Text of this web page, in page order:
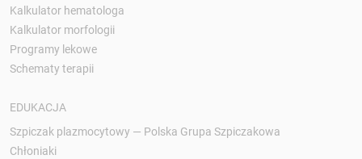
Kalkulator hematologa
Kalkulator morfologii
Programy lekowe
Schematy terapii
EDUKACJA
Szpiczak plazmocytowy — Polska Grupa Szpiczakowa
Chłoniaki